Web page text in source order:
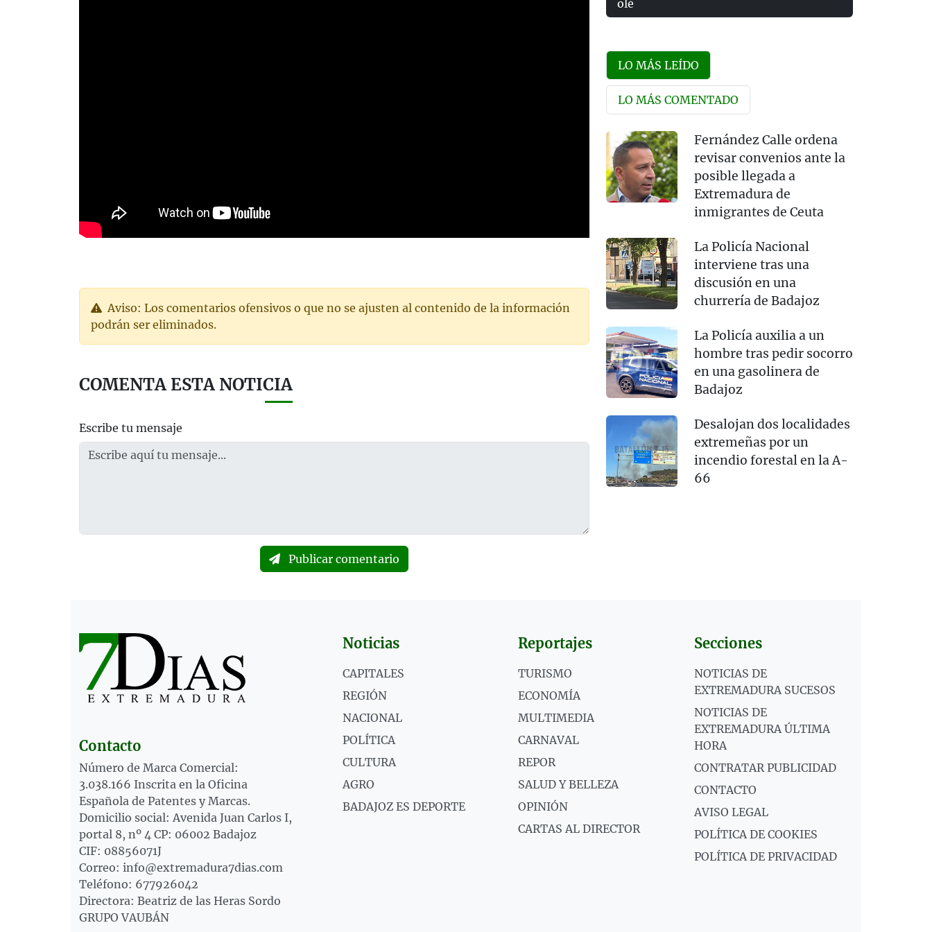
Aviso: Los comentarios ofensivos o que no se ajusten al contenido de la información
podrán ser eliminados.
COMENTA ESTA NOTICIA
Escribe tu mensaje
Publicar comentario
olé
LO MÁS LEÍDO
LO MÁS COMENTADO
Fernández Calle ordena
revisar convenios ante la
posible llegada a
Extremadura de
inmigrantes de Ceuta
La Policía Nacional
interviene tras una
discusión en una
churrería de Badajoz
La Policía auxilia a un
hombre tras pedir socorro
en una gasolinera de
Badajoz
Desalojan dos localidades
extremeñas por un
incendio forestal en la A-
66
Contacto
Número de Marca Comercial:
3.038.166 Inscrita en la Oficina
Española de Patentes y Marcas.
Domicilio social: Avenida Juan Carlos I,
portal 8, nº 4 CP: 06002 Badajoz
CIF: 08856071J
Correo: info@extremadura7dias.com
Teléfono: 677926042
Directora: Beatriz de las Heras Sordo
GRUPO VAUBÁN
Noticias
CAPITALES
REGIÓN
NACIONAL
POLÍTICA
CULTURA
AGRO
BADAJOZ ES DEPORTE
Reportajes
TURISMO
ECONOMÍA
MULTIMEDIA
CARNAVAL
REPOR
SALUD Y BELLEZA
OPINIÓN
CARTAS AL DIRECTOR
Secciones
NOTICIAS DE
EXTREMADURA SUCESOS
NOTICIAS DE
EXTREMADURA ÚLTIMA
HORA
CONTRATAR PUBLICIDAD
CONTACTO
AVISO LEGAL
POLÍTICA DE COOKIES
POLÍTICA DE PRIVACIDAD